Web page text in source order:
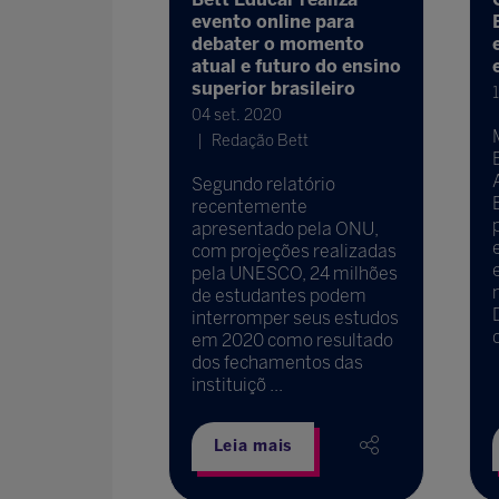
evento online para
debater o momento
atual e futuro do ensino
superior brasileiro
04 set. 2020
Redação Bett
Segundo relatório
recentemente
apresentado pela ONU,
com projeções realizadas
pela UNESCO, 24 milhões
de estudantes podem
interromper seus estudos
em 2020 como resultado
dos fechamentos das
instituiçõ ...
Leia mais